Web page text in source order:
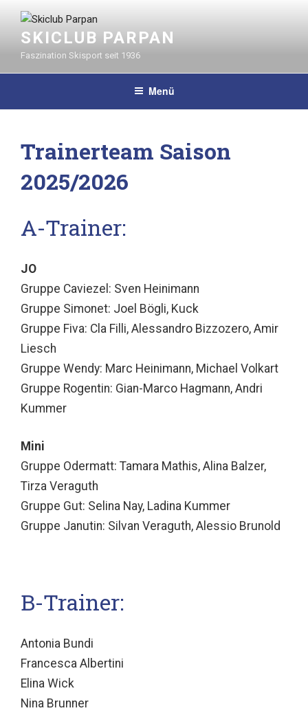
Inhalt
springenSKICLUB PARPAN
Faszination Skisport seit 1936
Menü
Trainerteam Saison
2025/2026
A-Trainer:
JO
Gruppe Caviezel: Sven Heinimann
Gruppe Simonet: Joel Bögli, Kuck
Gruppe Fiva: Cla Filli, Alessandro Bizzozero, Amir
Liesch
Gruppe Wendy: Marc Heinimann, Michael Volkart
Gruppe Rogentin: Gian-Marco Hagmann, Andri
Kummer
Mini
Gruppe Odermatt: Tamara Mathis, Alina Balzer,
Tirza Veraguth
Gruppe Gut: Selina Nay, Ladina Kummer
Gruppe Janutin: Silvan Veraguth, Alessio Brunold
B-Trainer:
Antonia Bundi
Francesca Albertini
Elina Wick
Nina Brunner